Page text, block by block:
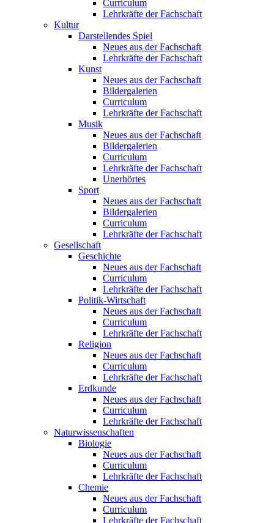
Curriculum
Lehrkräfte der Fachschaft
Kultur
Darstellendes Spiel
Neues aus der Fachschaft
Lehrkräfte der Fachschaft
Kunst
Neues aus der Fachschaft
Bildergalerien
Curriculum
Lehrkräfte der Fachschaft
Musik
Neues aus der Fachschaft
Bildergalerien
Curriculum
Lehrkräfte der Fachschaft
Unerhörtes
Sport
Neues aus der Fachschaft
Bildergalerien
Curriculum
Lehrkräfte der Fachschaft
Gesellschaft
Geschichte
Neues aus der Fachschaft
Curriculum
Lehrkräfte der Fachschaft
Politik-Wirtschaft
Neues aus der Fachschaft
Curriculum
Lehrkräfte der Fachschaft
Religion
Neues aus der Fachschaft
Curriculum
Lehrkräfte der Fachschaft
Erdkunde
Neues aus der Fachschaft
Curriculum
Lehrkräfte der Fachschaft
Naturwissenschaften
Biologie
Neues aus der Fachschaft
Curriculum
Lehrkräfte der Fachschaft
Chemie
Neues aus der Fachschaft
Curriculum
Lehrkräfte der Fachschaft